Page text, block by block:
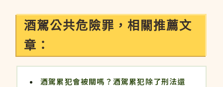
酒駕公共危險罪，相關推薦文
章：
酒駕累犯會被關嗎？酒駕累犯除了刑法還